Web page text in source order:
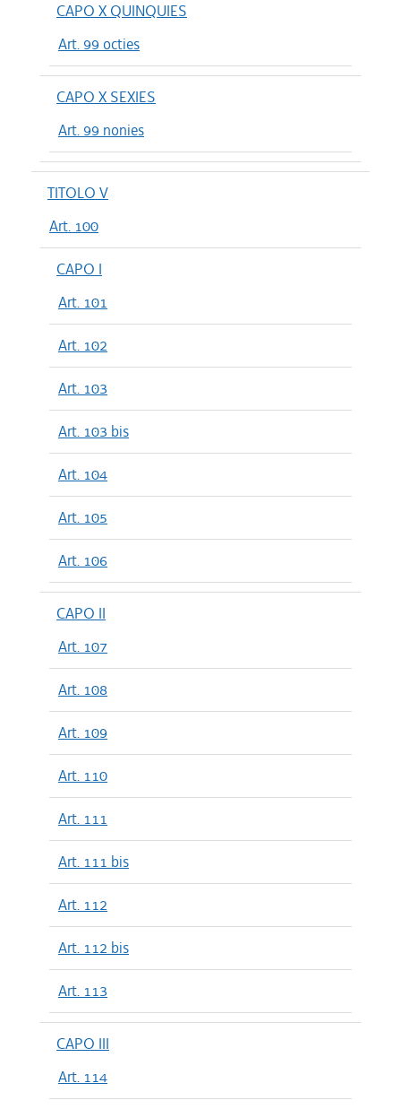
CAPO X QUINQUIES
Art. 99 octies
CAPO X SEXIES
Art. 99 nonies
TITOLO V
Art. 100
CAPO I
Art. 101
Art. 102
Art. 103
Art. 103 bis
Art. 104
Art. 105
Art. 106
CAPO II
Art. 107
Art. 108
Art. 109
Art. 110
Art. 111
Art. 111 bis
Art. 112
Art. 112 bis
Art. 113
CAPO III
Art. 114